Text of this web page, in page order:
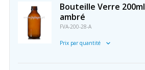
Bouteille Verre 200ml
ambré
FVA-200-28-A
Prix par quantité